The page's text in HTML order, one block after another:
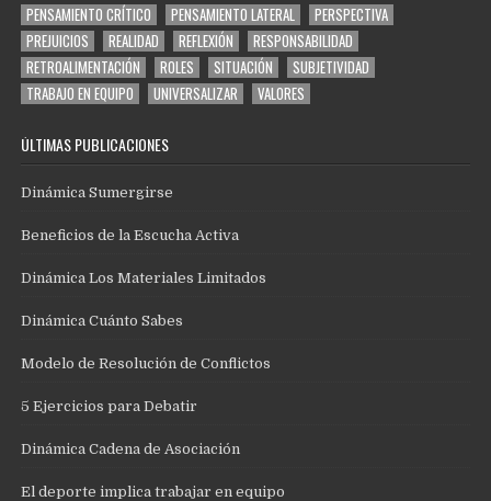
PENSAMIENTO CRÍTICO
PENSAMIENTO LATERAL
PERSPECTIVA
PREJUICIOS
REALIDAD REFLEXIÓN
RESPONSABILIDAD
RETROALIMENTACIÓN
ROLES SITUACIÓN
SUBJETIVIDAD
TRABAJO EN EQUIPO
UNIVERSALIZAR VALORES
ÚLTIMAS PUBLICACIONES
Dinámica Sumergirse
Beneficios de la Escucha Activa
Dinámica Los Materiales Limitados
Dinámica Cuánto Sabes
Modelo de Resolución de Conflictos
5 Ejercicios para Debatir
Dinámica Cadena de Asociación
El deporte implica trabajar en equipo